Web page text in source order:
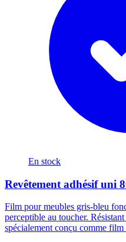
En stock
Revêtement adhésif uni
Film pour meubles gris-bleu
perceptible au toucher.
spécialement conçu comme film